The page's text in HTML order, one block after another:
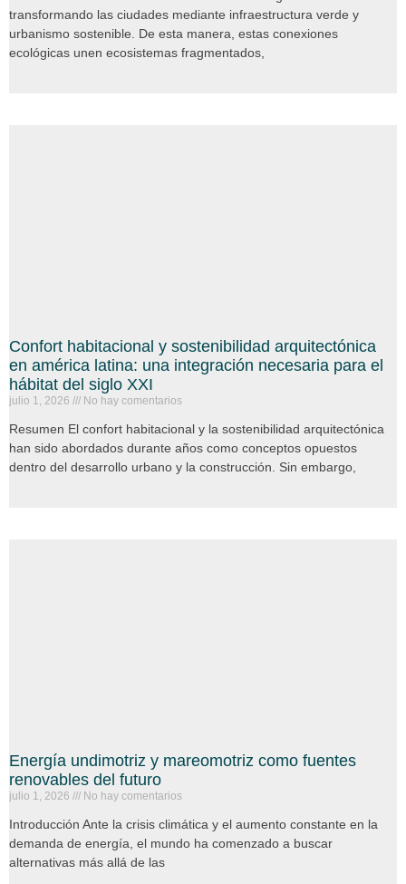
transformando las ciudades mediante infraestructura verde y
urbanismo sostenible. De esta manera, estas conexiones
ecológicas unen ecosistemas fragmentados,
Confort habitacional y sostenibilidad arquitectónica
en américa latina: una integración necesaria para el
hábitat del siglo XXI
julio 1, 2026 No hay comentarios
Resumen El confort habitacional y la sostenibilidad arquitectónica
han sido abordados durante años como conceptos opuestos
dentro del desarrollo urbano y la construcción. Sin embargo,
Energía undimotriz y mareomotriz como fuentes
renovables del futuro
julio 1, 2026 No hay comentarios
Introducción Ante la crisis climática y el aumento constante en la
demanda de energía, el mundo ha comenzado a buscar
alternativas más allá de las